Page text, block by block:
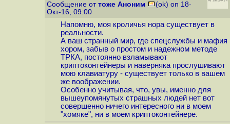
Сообщение от тоже Аноним
(ok) on 18-
Окт-16, 09:00
Напомню, моя кроличья нора существует в
реальности.
А ваш странный мир, где спецслужбы и мафия
хором, забыв о простом и надежном методе
ТРКА, постоянно взламывают
криптоконтейнеры и наверняка прослушивают
мою клавиатуру - существует только в вашем
же воображении.
Особенно учитывая, что, увы, именно для
вышеупомянутых страшных людей нет вот
совершенно ничего интересного ни в моем
"хомяке", ни в моем криптоконтейнере.